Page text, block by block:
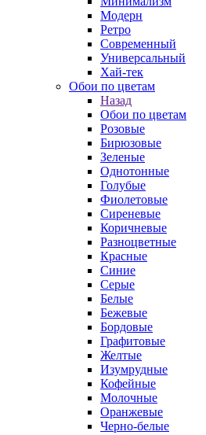
Модерн
Ретро
Современный
Универсальный
Хай-тек
Обои по цветам
Назад
Обои по цветам
Розовые
Бирюзовые
Зеленые
Однотонные
Голубые
Фиолетовые
Сиреневые
Коричневые
Разноцветные
Красные
Синие
Серые
Белые
Бежевые
Бордовые
Графитовые
Желтые
Изумрудные
Кофейные
Молочные
Оранжевые
Черно-белые